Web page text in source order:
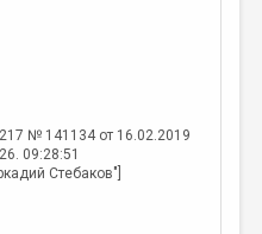
№ 141134 от 16.02.2019
09:28:51
Стебаков"]